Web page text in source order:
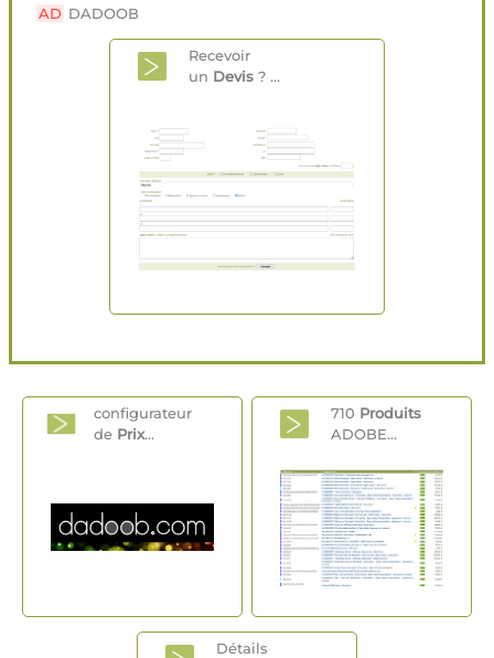
AD DADOOB
Recevoir
un Devis ? ...
configurateur
de Prix...
710 Produits
ADOBE...
Détails